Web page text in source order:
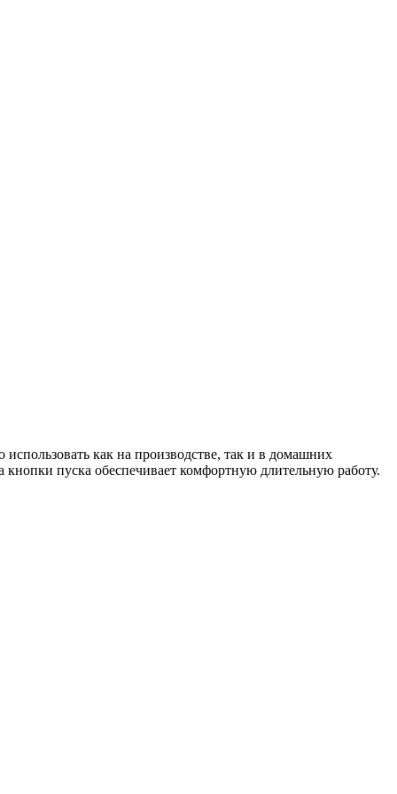
как на производстве, так и в домашних
пуска обеспечивает комфортную длительную работу.